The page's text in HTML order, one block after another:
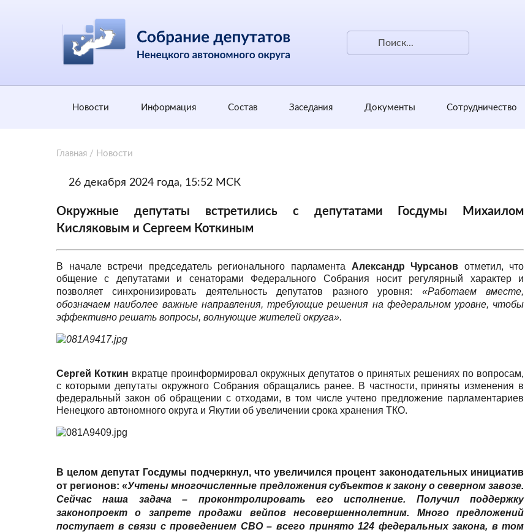
Новости Информация Состав Заседания Документы Сотрудничество
Главная / Новости
26 декабря 2024 года, 15:52 МСК
Окружные депутаты встретились с депутатами Госдумы Михаилом
Кисляковым и Сергеем Коткиным
В начале встречи председатель регионального парламента Александр Чурсанов отметил, что
общение с депутатами и сенаторами Федерального Собрания носит регулярный характер и
позволяет синхронизировать деятельность депутатов разного уровня: «Работаем вместе,
обозначаем наиболее важные направления, требующие решения на федеральном уровне, чтобы
эффективно решать вопросы, волнующие жителей округа».
Сергей Коткин вкратце проинформировал окружных депутатов о принятых решениях по вопросам,
с которыми депутаты окружного Собрания обращались ранее. В частности, приняты изменения в
федеральный закон об обращении с отходами, в том числе учтено предложение парламентариев
Ненецкого автономного округа и Якутии об увеличении срока хранения ТКО.
В целом депутат Госдумы подчеркнул, что увеличился процент законодательных инициатив
от регионов: «Учтены многочисленные предложения субъектов к закону о северном завозе.
Сейчас наша задача – проконтролировать его исполнение. Получил поддержку
законопроект о запрете продажи вейпов несовершеннолетним. Много предложений
поступает в связи с проведением СВО – всего принято 124 федеральных закона, в том